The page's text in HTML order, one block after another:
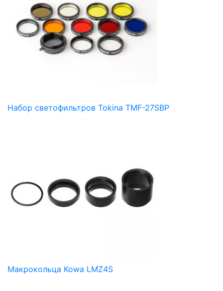
Набор светофильтров Tokina TMF-27SBP
Макрокольца Kowa LMZ4S